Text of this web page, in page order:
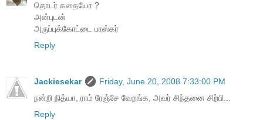
தொடர் கதையோ ?
அன்புடன்
அருப்புக்கோட்டை பாஸ்கர்
Reply
Jackiesekar
Friday, June 20, 2008 7:33:00 PM
நன்றி நித்யா, ராம் ரேஞ்சே வேறங்க, அவர் சிந்தனை சிற்பி...
Reply